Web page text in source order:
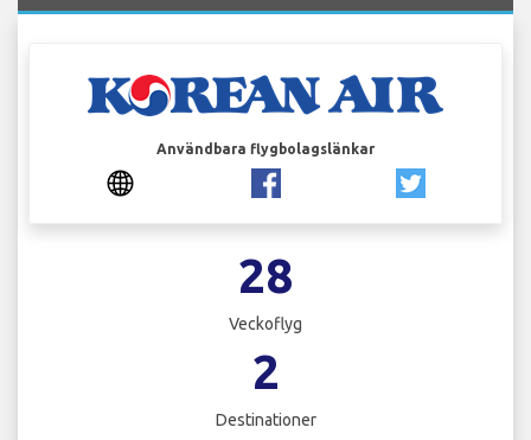
Användbara flygbolagslänkar
28
Veckoflyg
2
Destinationer